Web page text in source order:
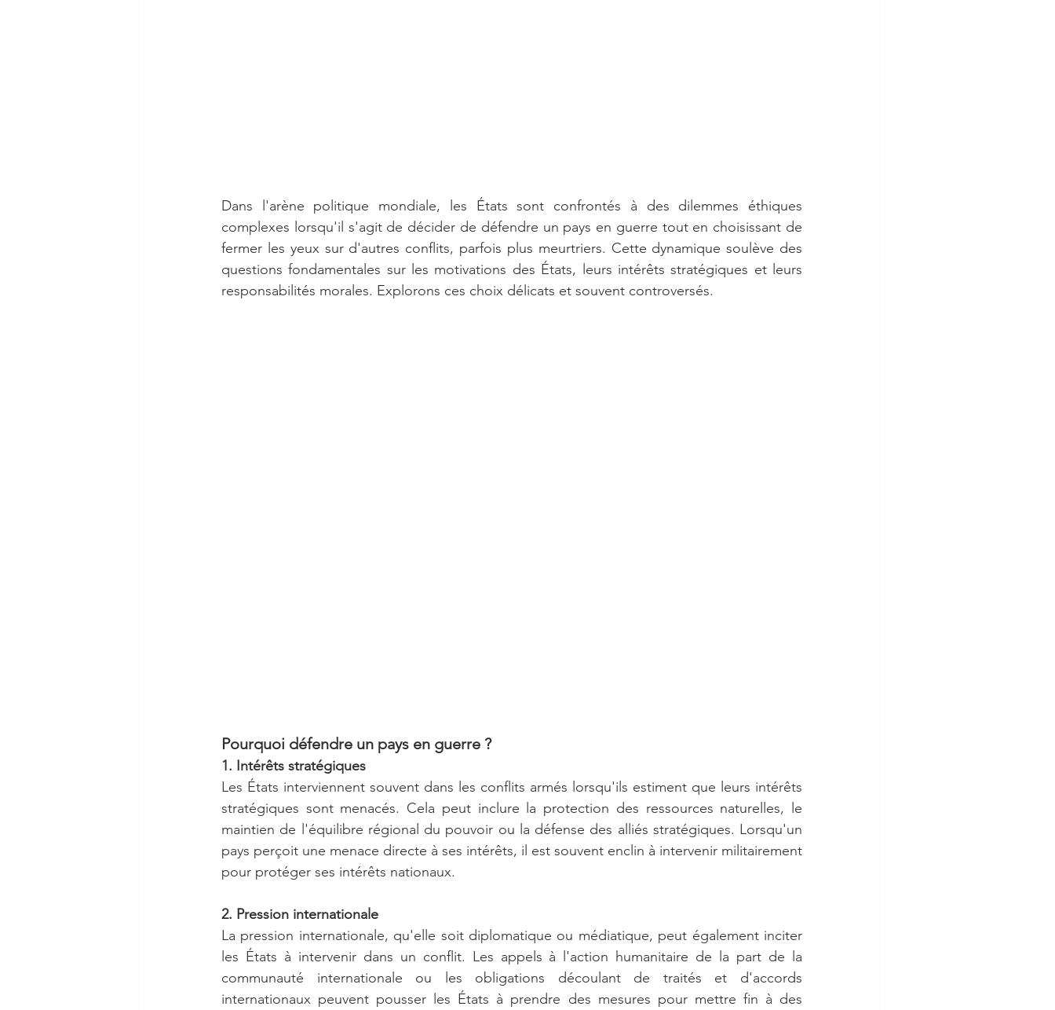
Dans l'arène politique mondiale, les États sont confrontés à des dilemmes éthiques
complexes lorsqu'il s'agit de décider de défendre un pays en guerre tout en choisissant de
fermer les yeux sur d'autres conflits, parfois plus meurtriers. Cette dynamique soulève des
questions fondamentales sur les motivations des États, leurs intérêts stratégiques et leurs
responsabilités morales. Explorons ces choix délicats et souvent controversés.
Pourquoi défendre un pays en guerre ?
1. Intérêts stratégiques
Les États interviennent souvent dans les conflits armés lorsqu'ils estiment que leurs intérêts
stratégiques sont menacés. Cela peut inclure la protection des ressources naturelles, le
maintien de l'équilibre régional du pouvoir ou la défense des alliés stratégiques. Lorsqu'un
pays perçoit une menace directe à ses intérêts, il est souvent enclin à intervenir militairement
pour protéger ses intérêts nationaux.
2. Pression internationale
La pression internationale, qu'elle soit diplomatique ou médiatique, peut également inciter
les États à intervenir dans un conflit. Les appels à l'action humanitaire de la part de la
communauté internationale ou les obligations découlant de traités et d'accords
internationaux peuvent pousser les États à prendre des mesures pour mettre fin à des